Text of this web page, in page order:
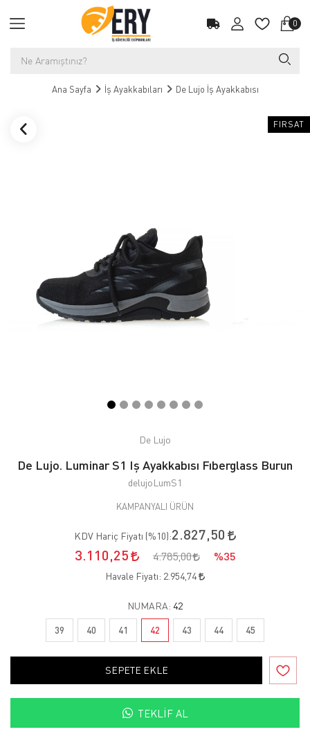
0
Ana Sayfa İş Ayakkabıları De Lujo İş Ayakkabısı
FIRSAT
De Lujo
De Lujo. Luminar S1 Iş Ayakkabısı Fıberglass Burun
delujoLumS1
KAMPANYALI ÜRÜN
KDV Hariç Fiyatı (%10):2.827,50
3.110,25
4.785,00 %35
Havale Fiyatı: 2.954,74
NUMARA: 42
39 40 41 42 43 44 45
SEPETE EKLE
TEKLIF AL